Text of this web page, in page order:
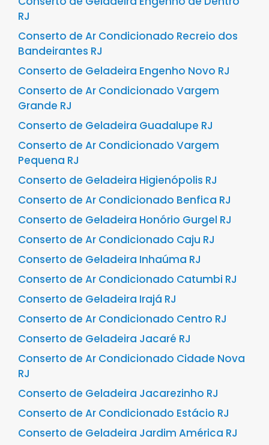
RJ
Conserto de Ar Condicionado Recreio dos
Bandeirantes RJ
Conserto de Geladeira Engenho Novo RJ
Conserto de Ar Condicionado Vargem
Grande RJ
Conserto de Geladeira Guadalupe RJ
Conserto de Ar Condicionado Vargem
Pequena RJ
Conserto de Geladeira Higienópolis RJ
Conserto de Ar Condicionado Benfica RJ
Conserto de Geladeira Honório Gurgel RJ
Conserto de Ar Condicionado Caju RJ
Conserto de Geladeira Inhaúma RJ
Conserto de Ar Condicionado Catumbi RJ
Conserto de Geladeira Irajá RJ
Conserto de Ar Condicionado Centro RJ
Conserto de Geladeira Jacaré RJ
Conserto de Ar Condicionado Cidade Nova
RJ
Conserto de Geladeira Jacarezinho RJ
Conserto de Ar Condicionado Estácio RJ
Conserto de Geladeira Jardim América RJ